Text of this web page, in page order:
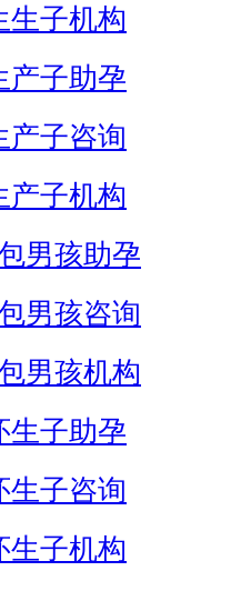
生子机构
产子助孕
产子咨询
产子机构
男孩助孕
男孩咨询
男孩机构
生子助孕
生子咨询
生子机构